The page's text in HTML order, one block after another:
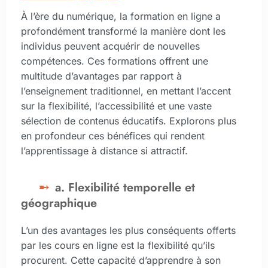
À l’ère du numérique, la formation en ligne a
profondément transformé la manière dont les
individus peuvent acquérir de nouvelles
compétences. Ces formations offrent une
multitude d’avantages par rapport à
l’enseignement traditionnel, en mettant l’accent
sur la flexibilité, l’accessibilité et une vaste
sélection de contenus éducatifs. Explorons plus
en profondeur ces bénéfices qui rendent
l’apprentissage à distance si attractif.
a. Flexibilité temporelle et
géographique
L’un des avantages les plus conséquents offerts
par les cours en ligne est la flexibilité qu’ils
procurent. Cette capacité d’apprendre à son